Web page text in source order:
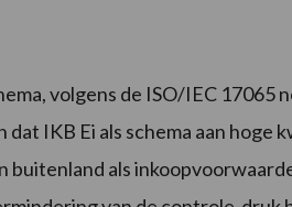
volgens de ISO/IEC 17065
IKB Ei als schema aan hoge
als